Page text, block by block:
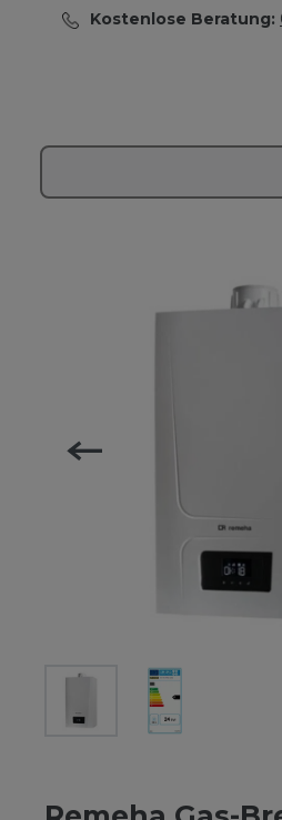
Kostenlose Beratung: